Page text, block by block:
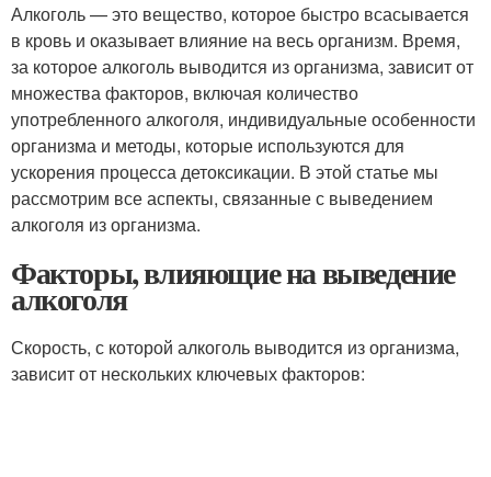
Алкоголь — это вещество, которое быстро всасывается
в кровь и оказывает влияние на весь организм. Время,
за которое алкоголь выводится из организма, зависит от
множества факторов, включая количество
употребленного алкоголя, индивидуальные особенности
организма и методы, которые используются для
ускорения процесса детоксикации. В этой статье мы
рассмотрим все аспекты, связанные с выведением
алкоголя из организма.
Факторы, влияющие на выведение
алкоголя
Скорость, с которой алкоголь выводится из организма,
зависит от нескольких ключевых факторов: